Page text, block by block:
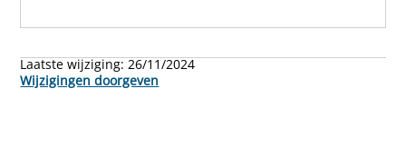
Laatste wijziging:26/11/2024
Wijzigingen doorgeven